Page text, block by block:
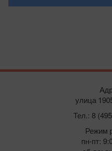
улица
Тел.: 8
Режим
пн-пт: